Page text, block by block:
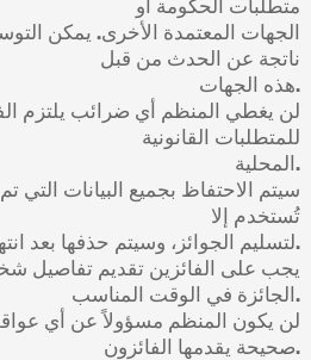
الجهات المعتمدة الأخرى. يمكن
ناتجة عن الحدث من قبل
هذه الجهات.
للمتطلبات القانونية
المحلية.
تُستخدم إلا
لتسليم الجوائز، وسيتم حذفها بعد انتهاء الحدث.
الجائزة في الوقت المناسب.
لن يكون المنظم مسؤولاً عن أي
صحيحة يقدمها الفائزون.